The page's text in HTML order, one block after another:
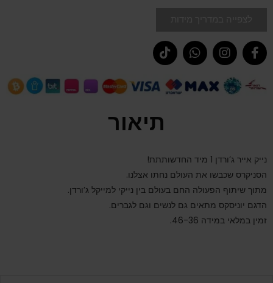
תיאור
נייק אייר ג’ורדן 1 מיד החדשותתת!
הסניקרס שכבשו את העולם נחתו אצלנו.
מתוך שיתוף הפעולה החם בעולם בין נייקי למייקל ג’ורדן.
הדגם יוניסקס מתאים גם לנשים וגם לגברים.
זמין במלאי במידה 46-36.